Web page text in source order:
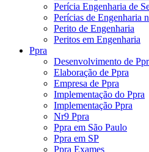
Perícia Engenharia de
Perícias de Engenharia
Perito de Engenharia
Peritos em Engenharia
Ppra
Desenvolvimento de
Elaboração de Ppra
Empresa de Ppra
Implementação do Ppra
Implementação Ppra
Nr9 Ppra
Ppra em São Paulo
Ppra em SP
Ppra Exames